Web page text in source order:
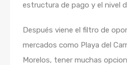
estructura de pago y el nivel
Después viene el filtro de
mercados como Playa del
Morelos, tener muchas